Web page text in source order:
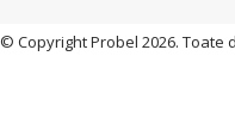
© Copyright Probel 2026. Toate